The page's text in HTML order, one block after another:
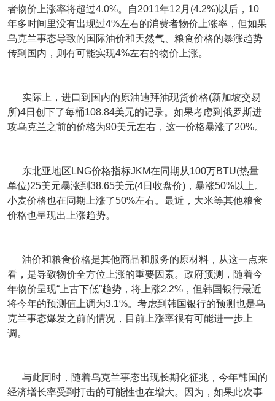
者物价上涨率将超过4.0%。自2011年12月(4.2%)以后，10
年多时间里没有出现过4%左右的消费者物价上涨率，但如果
乌克兰事态导致的国际油价和天然气、粮食价格的暴涨趋势
传到国内，则有可能实现4%左右的物价上涨。
实际上，进口到国内的原油迪拜油现货价格(新加坡交易
所)4日创下了每桶108.84美元的记录。如果考虑到俄罗斯进
攻乌克兰之前的价格为90美元左右，这一价格暴涨了20%。
东北亚地区LNG价格指标JKM在同期从100万BTU(热量
单位)25美元暴涨到38.65美元(4日收盘价)，暴涨50%以上。
小麦价格也在同期上涨了50%左右。最近，大米等其他粮食
价格也呈现出上涨趋势。
油价和粮食价格是其他商品和服务的原材料，从这一点来
看，是导致物价全方位上涨的重要因素。政府预测，随着今
年物价呈现“上古下低”趋势，将上涨2.2%，但韩国银行最近
将今年的预测值上调为3.1%。考虑到韩国银行的预测也是乌
克兰事态爆发之前的情况，目前上涨率很有可能进一步上
调。
与此同时，随着乌克兰事态出现长期化征兆，今年韩国的
经济增长率受到打击的可能性也在增大。因为，如果此次事